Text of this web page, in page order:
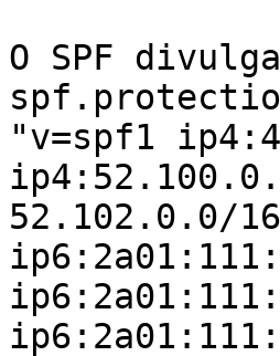
O SPF
"v=spf1
52.102.0.0/